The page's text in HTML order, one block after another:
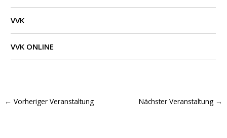
VVK
VVK ONLINE
← Vorheriger Veranstaltung Nächster Veranstaltung →